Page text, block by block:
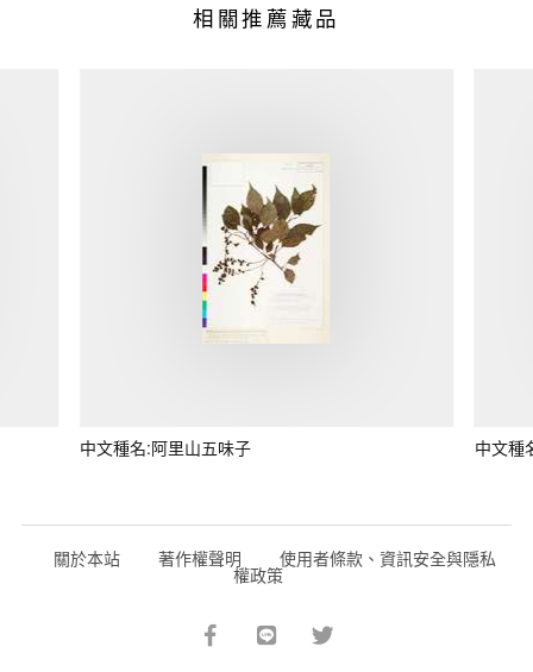
相關推薦藏品
中文種名:阿里山五味子 中文種
關於本站 著作權聲明 使用者條款、資訊安全與隱私
權政策